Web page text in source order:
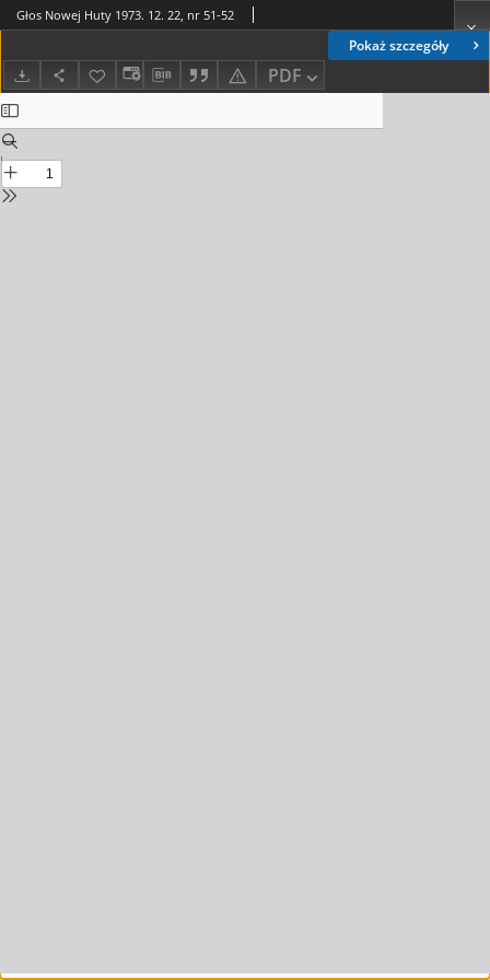
Pokaż szczegóły
PDF
Głos Nowej Huty 1973. 12. 22, nr 51-52